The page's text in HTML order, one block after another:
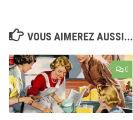
VOUS AIMEREZ AUSSI...
0